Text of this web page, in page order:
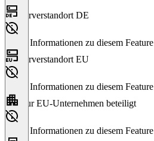
Serverstandort DE
Keine Informationen zu diesem Feature
Serverstandort EU
Keine Informationen zu diesem Feature
Nur EU-Unternehmen beteiligt
Keine Informationen zu diesem Feature